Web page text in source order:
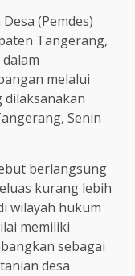
(Pemdes)
Tangerang,
melalui
dilaksanakan
Senin
berlangsung
kurang lebih
wilayah hukum
memiliki
sebagai
desa